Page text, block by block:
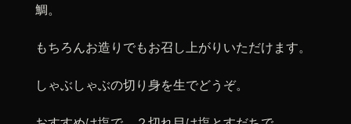
鯛。
もちろんお造りでもお召し上がりいただけます。
しゃぶしゃぶの切り身を生でどうぞ。